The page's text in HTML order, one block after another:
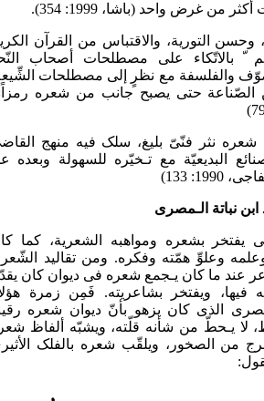
من غرض واحد (باشا، 1999: 354).
وحسن التوریة، والاقتباس من القرآن
بالاتّکاء علی مصطلحات أصحاب
والفلسفة مع نظرٍ إلی مصطلحات
الصّناعة حتی یصبح جانب من شعره
شعره نثر فنّیّ بلیغ، سلک فیه منهج
البدیعیّة مع تـخیّره للسهولة وبعده
133)
نباتة الـمصری
یفتخر بشعره ومواهبه الشعریة، کما
وعلوِّ همّته وفکره. ومن تقالید
عند ما کان یـجمع شعره فی دیوان کان
فیها، ویفتخر بشاعریته. فَمِن زمرة
الذی کان یزهو بأنّ دیوان شعره
لا یـحطّ من شأنه قلّته، ویشبّه ألفاظ
من الصخور، ویلقّب شعره بالفلک